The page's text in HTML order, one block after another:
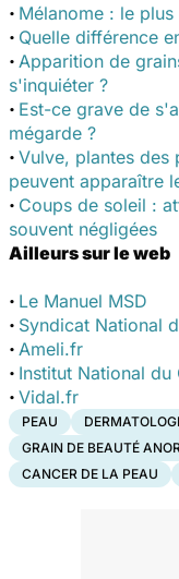
· Mélanome : le
· Quelle différence
· Apparition de
s'inquiéter ?
· Est-ce grave de
mégarde ?
· Vulve, plantes des
peuvent apparaître
· Coups de soleil :
souvent négligées
Ailleurs sur le web
· Le Manuel MSD
· Syndicat National
· Ameli.fr
· Institut National du
· Vidal.fr
PEAU
GRAIN DE BEAUTÉ
CANCER DE LA PEAU